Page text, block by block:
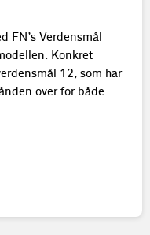
FN’s Verdensmål
Konkret
12, som har
over for både